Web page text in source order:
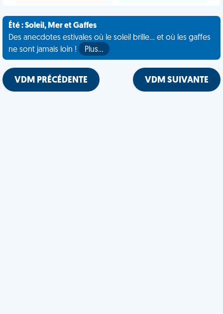
Été : Soleil, Mer et Gaffes
Des anecdotes estivales où le soleil brille... et où les gaffes
ne sont jamais loin !
Plus…
VDM PRÉCÉDENTE VDM SUIVANTE